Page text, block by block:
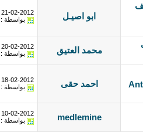
ابو اصيـل
21-02-2012
بواسطة :
محمد العتيق 20-02-2012
بواسطة :
احمد حقى 18-02-2012
بواسطة :
medlemine
10-02-2012
بواسطة :